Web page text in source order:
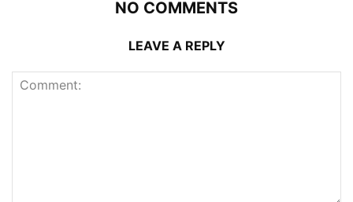
NO COMMENTS
LEAVE A REPLY